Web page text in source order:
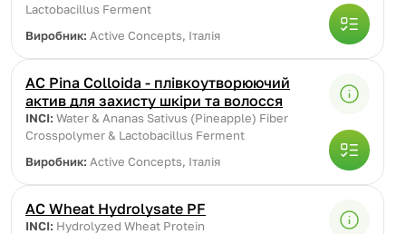
Lactobacillus Ferment
Виробник: Active Concepts, Італія
AC Pina Colloida - плівкоутворюючий
актив для захисту шкіри та волосся
INCI: Water & Ananas Sativus (Pineapple) Fiber
Crosspolymer & Lactobacillus Ferment
Виробник: Active Concepts, Італія
AC Wheat Hydrolysate PF
INCI: Hydrolyzed Wheat Protein